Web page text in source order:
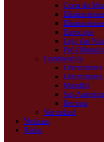
Copa do
Eurocopa
Liga das
Pré-
Continentais
Libertadores
Mundial
Sul-
Recopa
Ver todos!
Notícias
Rádio